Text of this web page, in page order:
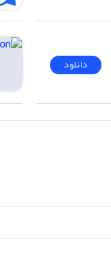
دانلود